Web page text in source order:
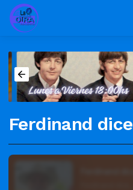
Ferdinand dice